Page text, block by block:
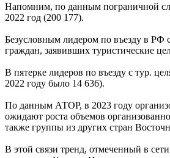
Напомним, по данным пограничной
2022 год (200 177).
Безусловным лидером по въезду в РФ
граждан, заявивших туристические
В пятерке лидеров по въезду с тур.
2022 году было 14 636).
По данным АТОР, в 2023 году
ожидают роста объемов
также группы из других стран
В этой связи тренд, отмеченный в